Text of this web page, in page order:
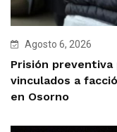
Agosto 6, 2026
Prisión
vinculados a
en Osorno